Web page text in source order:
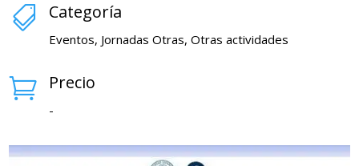
 Categoría
Eventos, Jornadas Otras, Otras actividades
 Precio
-